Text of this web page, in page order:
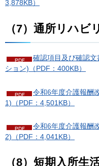
3,878KB）
（7）通所リハビ
確認項目及び確認
ション)（PDF：400KB）
令和6年度介護報酬
1)（PDF：4,501KB）
令和6年度介護報酬
2)（PDF：4,041KB）
（8）短期入所生